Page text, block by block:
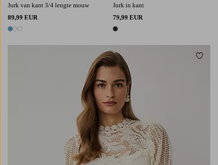
Jurk van kant 3/4 lengte mouw
89,99 EUR
3 kleuren
Jurk in kant
79,99 EUR
1 kleur